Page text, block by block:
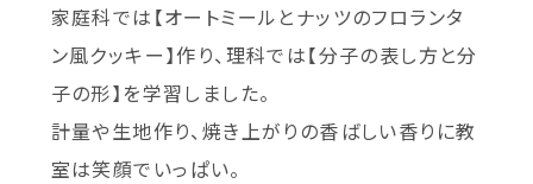
家庭科では【オートミールとナッツのフロランタ
ン風クッキー】作り、理科では【分子の表し方と分
子の形】を学習しました。
計量や生地作り、焼き上がりの香ばしい香りに教
室は笑顔でいっぱい。